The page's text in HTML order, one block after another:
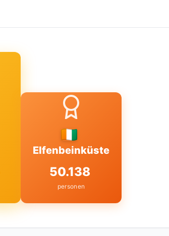
Elfenbeinküste
50.138
personen